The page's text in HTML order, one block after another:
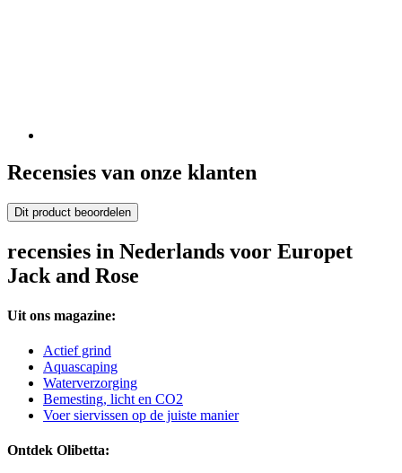
Recensies van onze klanten
Dit product beoordelen
recensies in Nederlands voor Europet
Jack and Rose
Uit ons magazine:
Actief grind
Aquascaping
Waterverzorging
Bemesting, licht en CO2
Voer siervissen op de juiste manier
Ontdek Olibetta: